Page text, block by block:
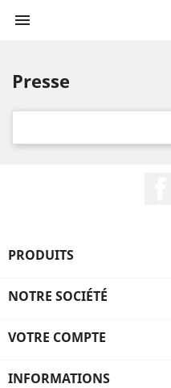

Presse
PRODUITS
NOTRE SOCIÉTÉ
VOTRE COMPTE
INFORMATIONS